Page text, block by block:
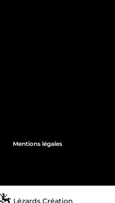
Mentions légales
Lézards Création